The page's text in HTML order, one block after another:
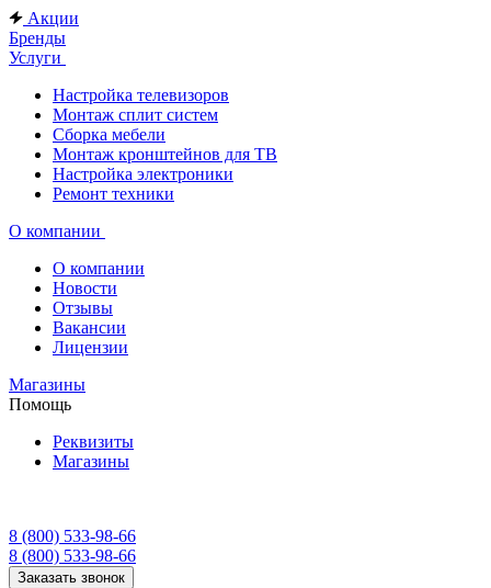
Акции
Бренды
Услуги
Настройка телевизоров
Монтаж сплит систем
Сборка мебели
Монтаж кронштейнов для ТВ
Настройка электроники
Ремонт техники
О компании
О компании
Новости
Отзывы
Вакансии
Лицензии
Магазины
Помощь
Реквизиты
Магазины
8 (800) 533-98-66
8 (800) 533-98-66
Заказать звонок